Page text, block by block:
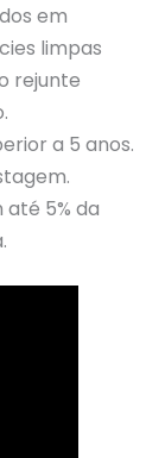
em
limpas
rejunte
a 5 anos.
5% da